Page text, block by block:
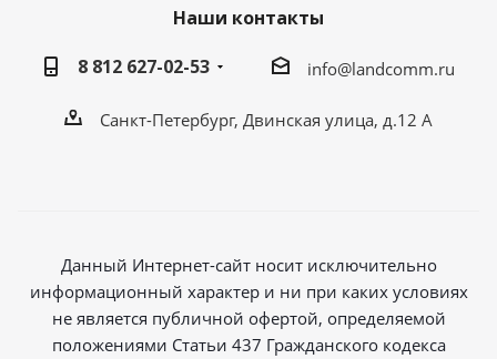
Наши контакты
8 812 627-02-53
info@landcomm.ru
Санкт-Петербург, Двинская улица, д.12 А
Данный Интернет-сайт носит исключительно
информационный характер и ни при каких условиях
не является публичной офертой, определяемой
положениями Статьи 437 Гражданского кодекса